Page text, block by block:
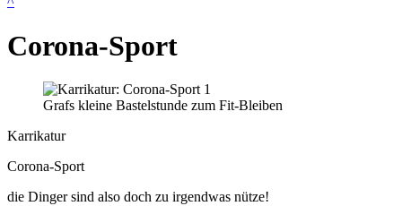
Corona-Sport
Grafs kleine Bastelstunde zum Fit-Bleiben
Karrikatur
Corona-Sport
die Dinger sind also doch zu irgendwas nütze!